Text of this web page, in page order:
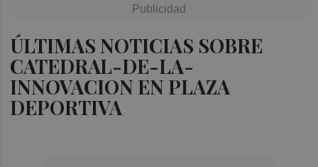
ÚLTIMAS NOTICIAS SOBRE
CATEDRAL-DE-LA-
INNOVACION EN PLAZA
DEPORTIVA